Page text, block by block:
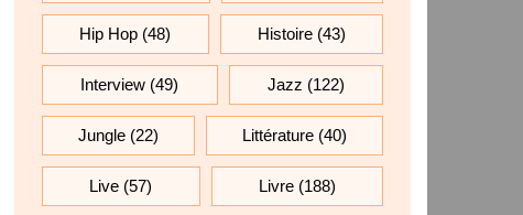
Hip Hop (48) Histoire(43)
Interview (49) Jazz (122)
Jungle (22) Littérature (40)
Live (57) Livre(188)